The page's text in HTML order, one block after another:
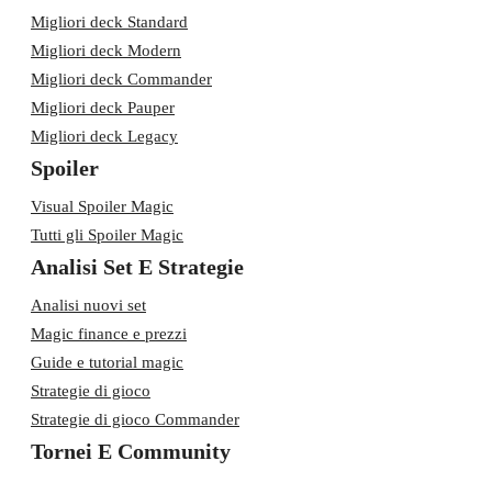
Migliori deck Standard
Migliori deck Modern
Migliori deck Commander
Migliori deck Pauper
Migliori deck Legacy
Spoiler
Visual Spoiler Magic
Tutti gli Spoiler Magic
Analisi Set E Strategie
Analisi nuovi set
Magic finance e prezzi
Guide e tutorial magic
Strategie di gioco
Strategie di gioco Commander
Tornei E Community